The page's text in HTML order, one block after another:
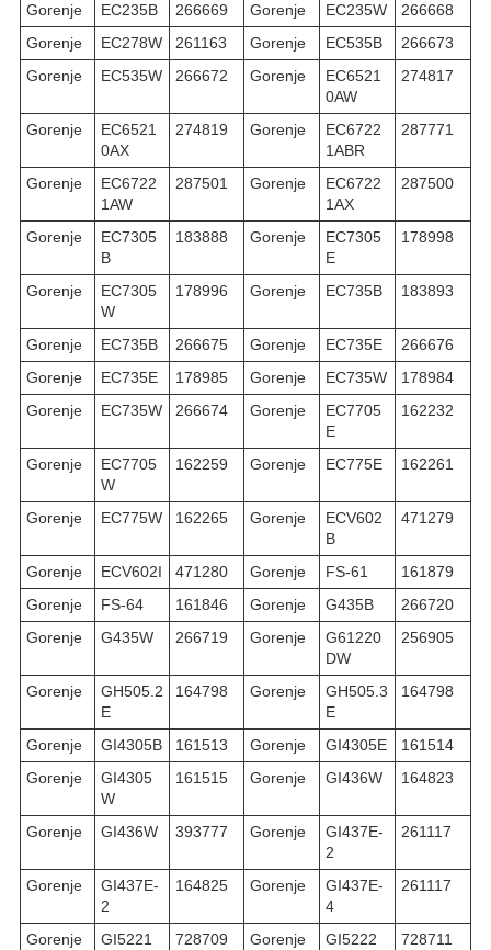
Gorenje EC235B 266669 Gorenje EC235W
266668
Gorenje
EC278W 261163 Gorenje EC535B
266673
Gorenje
EC535W 266672 Gorenje
EC6521
0AW
274817
Gorenje
EC6521
0AX
274819 Gorenje
EC6722
1ABR
287771
Gorenje
EC6722
1AW
287501 Gorenje
EC6722
1AX
287500
Gorenje
EC7305
B
183888 Gorenje
EC7305
E
178998
Gorenje
EC7305
W
178996 Gorenje EC735B 183893
Gorenje EC735B 266675 Gorenje EC735E
266676
Gorenje
EC735E 178985 Gorenje EC735W
178984
Gorenje
EC735W 266674 Gorenje
EC7705
E
162232
Gorenje
EC7705
W
162259 Gorenje EC775E 162261
Gorenje EC775W 162265 Gorenje
ECV602
B
471279
Gorenje ECV602I 471280 Gorenje FS-61
161879
Gorenje
FS-64 161846 Gorenje G435B
266720
Gorenje
G435W 266719 Gorenje
G61220
DW
256905
Gorenje
GH505.2
E
164798 Gorenje
GH505.3
E
164798
Gorenje GI4305B 161513 Gorenje GI4305E
161514
Gorenje
GI4305
W
161515 Gorenje GI436W 164823
Gorenje GI436W 393777 Gorenje
GI437E-
2
261117
Gorenje
GI437E-
2
164825 Gorenje
GI437E-
4
261117
Gorenje
GI5221
728709 Gorenje
GI5222
728711